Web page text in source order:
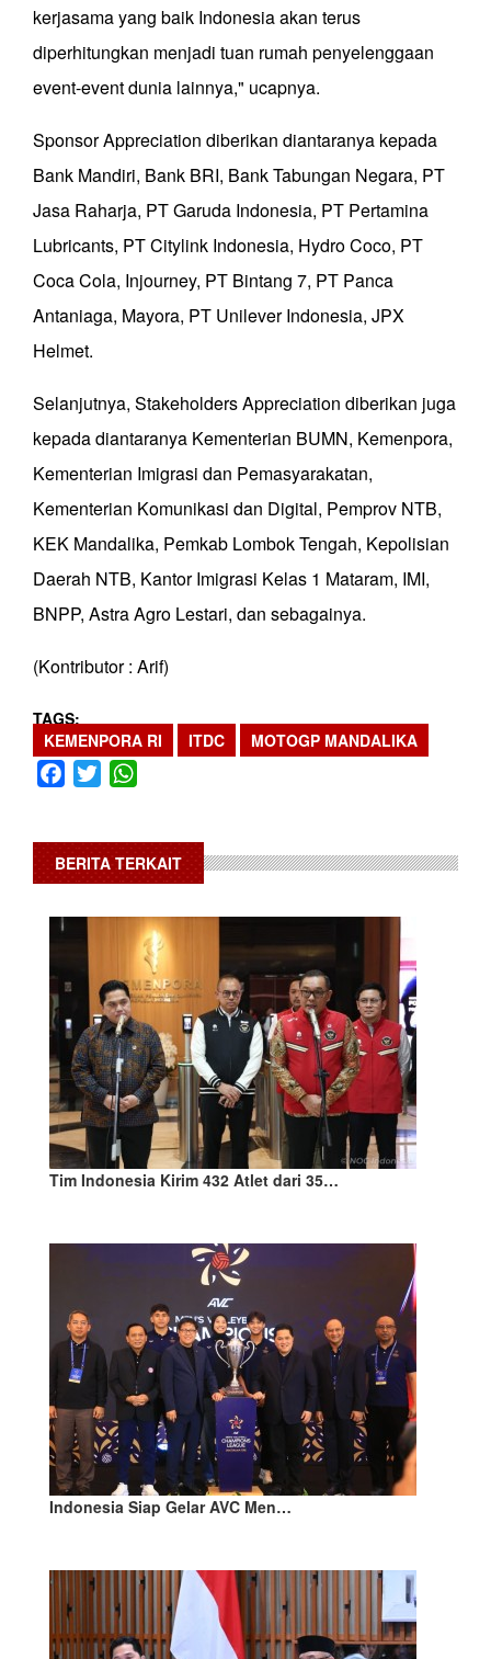
kerjasama yang baik Indonesia akan terus
diperhitungkan menjadi tuan rumah penyelenggaan
event-event dunia lainnya," ucapnya.
Sponsor Appreciation diberikan diantaranya kepada
Bank Mandiri, Bank BRI, Bank Tabungan Negara, PT
Jasa Raharja, PT Garuda Indonesia, PT Pertamina
Lubricants, PT Citylink Indonesia, Hydro Coco, PT
Coca Cola, Injourney, PT Bintang 7, PT Panca
Antaniaga, Mayora, PT Unilever Indonesia, JPX
Helmet.
Selanjutnya, Stakeholders Appreciation diberikan juga
kepada diantaranya Kementerian BUMN, Kemenpora,
Kementerian Imigrasi dan Pemasyarakatan,
Kementerian Komunikasi dan Digital, Pemprov NTB,
KEK Mandalika, Pemkab Lombok Tengah, Kepolisian
Daerah NTB, Kantor Imigrasi Kelas 1 Mataram, IMI,
BNPP, Astra Agro Lestari, dan sebagainya.
(Kontributor : Arif)
TAGS
KEMENPORA RI
ITDC MOTOGP MANDALIKA
Facebook
Twitter
BERITA TERKAIT
Tim Indonesia Kirim 432 Atlet dari 35…
Indonesia Siap Gelar AVC Men…